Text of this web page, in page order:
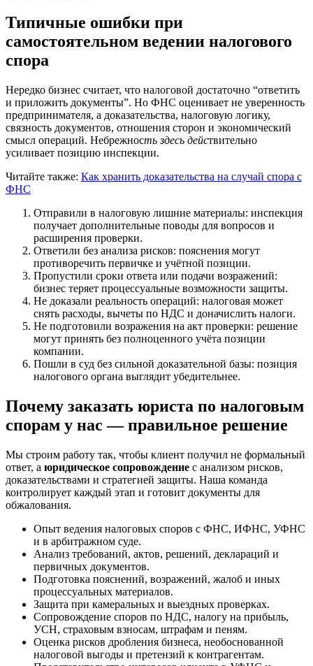
Типичные ошибки при
самостоятельном ведении налогового
спора
Нередко бизнес считает, что налоговой достаточно “ответить
и приложить документы”. Но ФНС оценивает не уверенность
предпринимателя, а доказательства, налоговую логику,
связность документов, отношения сторон и экономический
смысл операций. Небрежность здесь действительно
усиливает позицию инспекции.
Читайте также: Как хранить доказательства на случай спора с
ФНС
Отправили в налоговую лишние материалы: инспекция
получает дополнительные поводы для вопросов и
расширения проверки.
Ответили без анализа рисков: пояснения могут
противоречить первичке и учётной позиции.
Пропустили сроки ответа или подачи возражений:
бизнес теряет процессуальные возможности защиты.
Не доказали реальность операций: налоговая может
снять расходы, вычеты по НДС и доначислить налоги.
Не подготовили возражения на акт проверки: решение
могут принять без полноценного учёта позиции
компании.
Пошли в суд без сильной доказательной базы: позиция
налогового органа выглядит убедительнее.
Почему заказать юристa по налоговым
спорам у нас — правильное решение
Мы строим работу так, чтобы клиент получил не формальный
ответ, а юридическое сопровождение с анализом рисков,
доказательствами и стратегией защиты. Наша команда
контролирует каждый этап и готовит документы для
обжалования.
Опыт ведения налоговых споров с ФНС, ИФНС, УФНС
и в арбитражном суде.
Анализ требований, актов, решений, деклараций и
первичных документов.
Подготовка пояснений, возражений, жалоб и иных
процессуальных материалов.
Защита при камеральных и выездных проверках.
Сопровождение споров по НДС, налогу на прибыль,
УСН, страховым взносам, штрафам и пеням.
Оценка рисков дробления бизнеса, необоснованной
налоговой выгоды и претензий к контрагентам.